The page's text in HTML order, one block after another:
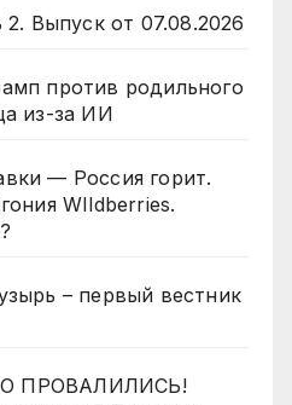
Выпуск от 07.08.2026
против родильного
из-за ИИ
— Россия горит.
WIldberries.
– первый вестник
ПРОВАЛИЛИСЬ!